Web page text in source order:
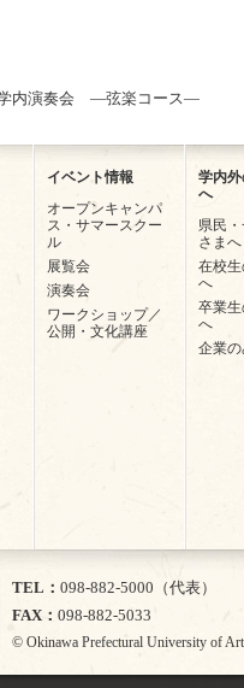
内演奏会 ―弦楽コース―
イベント情報
オープンキャンパ
ス・サマースクー
ル
展覧会
演奏会
ワークショップ／
公開・文化講座
学内外
へ
県民
さまへ
在校生
へ
卒業生
へ
企業
TEL
098-882-5000（代表）
FAX
098-882-5033
© Okinawa Prefectural University of